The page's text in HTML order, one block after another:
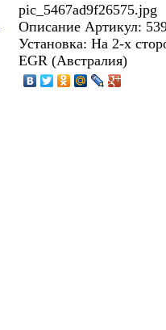
pic_5467ad9f26575.jpg
Описание Артикул:
Установка: На 2-х
EGR (Австралия)